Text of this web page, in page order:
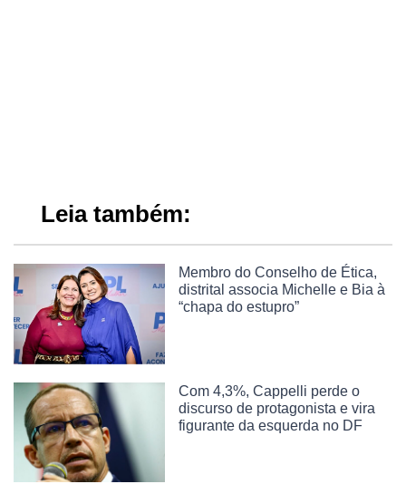
Leia também:
Membro do Conselho de Ética,
distrital associa Michelle e Bia à
“chapa do estupro”
Com 4,3%, Cappelli perde o
discurso de protagonista e vira
figurante da esquerda no DF